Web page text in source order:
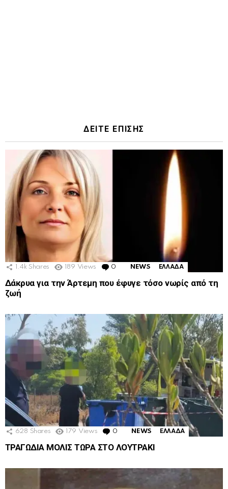
ΔΕΙΤΕ ΕΠΙΣΗΣ
1.4k Shares 189 Views 0 Comments
NEWS ΕΛΛΑΔΑ
Δάκρυα για την Άρτεμη που έφυγε τόσο νωρίς από τη
ζωή
628 Shares 179 Views 0 Comments
NEWS ΕΛΛΑΔΑ
ΤΡΑΓΩΔΙΑ ΜΟΛΙΣ ΤΩΡΑ ΣΤΟ ΛΟΥΤΡΑΚΙ